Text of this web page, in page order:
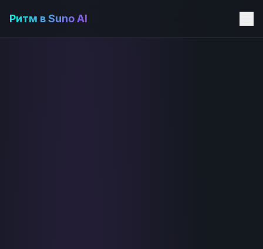
Ритм в Suno AI